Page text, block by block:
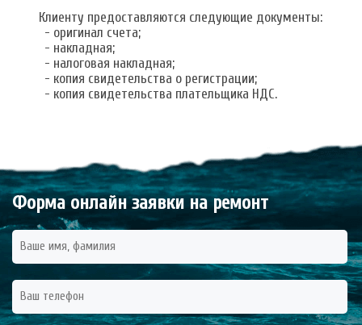
Клиенту предоставляются следующие документы:
- оригинал счета;
- накладная;
- налоговая накладная;
- копия свидетельства о регистрации;
- копия свидетельства плательщика НДС.
Форма онлайн заявки на ремонт